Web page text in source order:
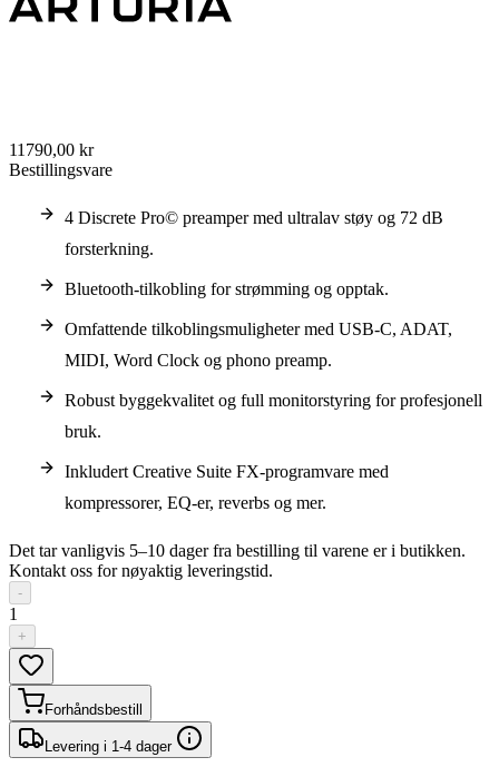
11790,00 kr
Bestillingsvare
4 Discrete Pro© preamper med ultralav støy og 72 dB
forsterkning.
Bluetooth-tilkobling for strømming og opptak.
Omfattende tilkoblingsmuligheter med USB-C, ADAT,
MIDI, Word Clock og phono preamp.
Robust byggekvalitet og full monitorstyring for profesjonell
bruk.
Inkludert Creative Suite FX-programvare med
kompressorer, EQ-er, reverbs og mer.
Det tar vanligvis 5–10 dager fra bestilling til varene er i butikken.
Kontakt oss for nøyaktig leveringstid.
-
1
+
Forhåndsbestill
Levering i 1-4 dager